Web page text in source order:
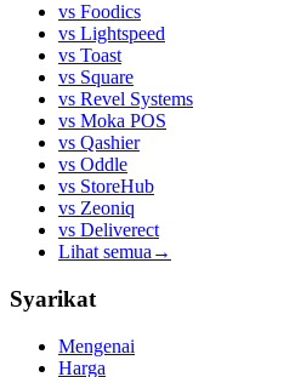
vs Foodics
vs Lightspeed
vs Toast
vs Square
vs Revel Systems
vs Moka POS
vs Qashier
vs Oddle
vs StoreHub
vs Zeoniq
vs Deliverect
Lihat semua →
Syarikat
Mengenai
Harga